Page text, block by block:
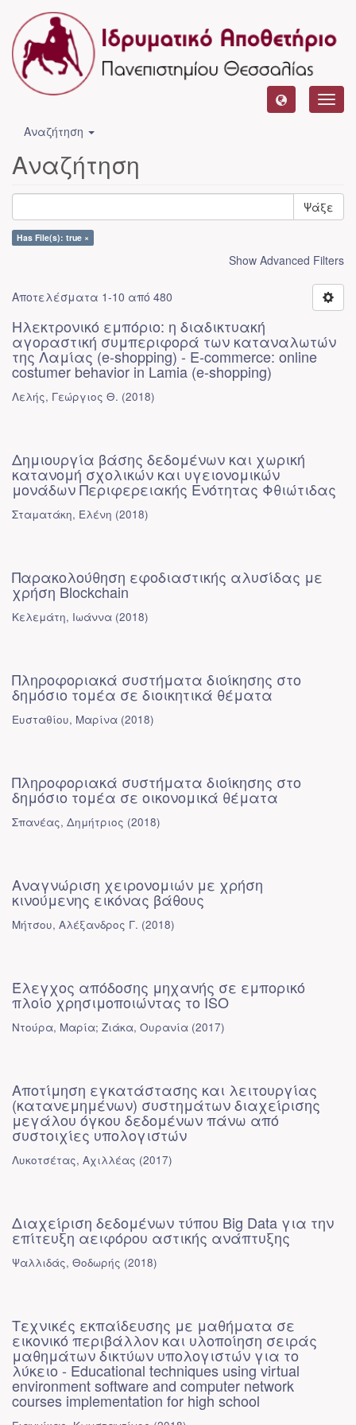
Αναζήτηση
Αναζήτηση
Ψάξε
Has File(s): true ×
Show Advanced Filters
Αποτελέσματα 1-10 από 480
Ηλεκτρονικό εμπόριο: η διαδικτυακή
αγοραστική συμπεριφορά των καταναλωτών
της Λαμίας (e-shopping) - E-commerce: online
costumer behavior in Lamia (e-shopping)
Λελής, Γεώργιος Θ. (2018)
Δημιουργία βάσης δεδομένων και χωρική
κατανομή σχολικών και υγειονομικών
μονάδων Περιφερειακής Ενότητας Φθιώτιδας
Σταματάκη, Ελένη (2018)
Παρακολούθηση εφοδιαστικής αλυσίδας με
χρήση Blockchain
Κελεμάτη, Ιωάννα (2018)
Πληροφοριακά συστήματα διοίκησης στο
δημόσιο τομέα σε διοικητικά θέματα
Ευσταθίου, Μαρίνα (2018)
Πληροφοριακά συστήματα διοίκησης στο
δημόσιο τομέα σε οικονομικά θέματα
Σπανέας, Δημήτριος (2018)
Αναγνώριση χειρονομιών με χρήση
κινούμενης εικόνας βάθους
Μήτσου, Αλέξανδρος Γ. (2018)
Έλεγχος απόδοσης μηχανής σε εμπορικό
πλοίο χρησιμοποιώντας το ISO
Ντούρα, Μαρία; Ζιάκα, Ουρανία (2017)
Αποτίμηση εγκατάστασης και λειτουργίας
(κατανεμημένων) συστημάτων διαχείρισης
μεγάλου όγκου δεδομένων πάνω από
συστοιχίες υπολογιστών
Λυκοτσέτας, Αχιλλέας (2017)
Διαχείριση δεδομένων τύπου Big Data για την
επίτευξη αειφόρου αστικής ανάπτυξης
Ψαλλιδάς, Θοδωρής (2018)
Τεχνικές εκπαίδευσης με μαθήματα σε
εικονικό περιβάλλον και υλοποίηση σειράς
μαθημάτων δικτύων υπολογιστών για το
λύκειο - Educational techniques using virtual
environment software and computer network
courses implementation for high school